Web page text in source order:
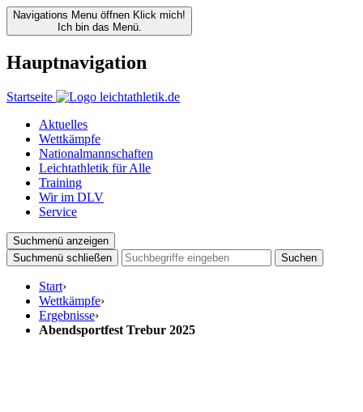
Navigations Menu öffnen Klick mich!
Ich bin das Menü.
Hauptnavigation
Startseite
Aktuelles
Wettkämpfe
Nationalmannschaften
Leichtathletik für Alle
Training
Wir im DLV
Service
Suchmenü anzeigen
Suchmenü schließen
Suchen
Start›
Wettkämpfe›
Ergebnisse›
Abendsportfest Trebur 2025